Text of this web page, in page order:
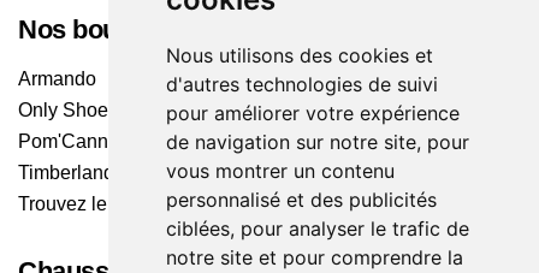
Nous utilisons des cookies et
d'autres technologies de suivi
pour améliorer votre expérience
de navigation sur notre site, pour
vous montrer un contenu
personnalisé et des publicités
ciblées, pour analyser le trafic de
notre site et pour comprendre la
Nos boutiques
Armando
Only Shoes
Pom'Cannelle
Timberland
Trouvez le magasin le plus proche